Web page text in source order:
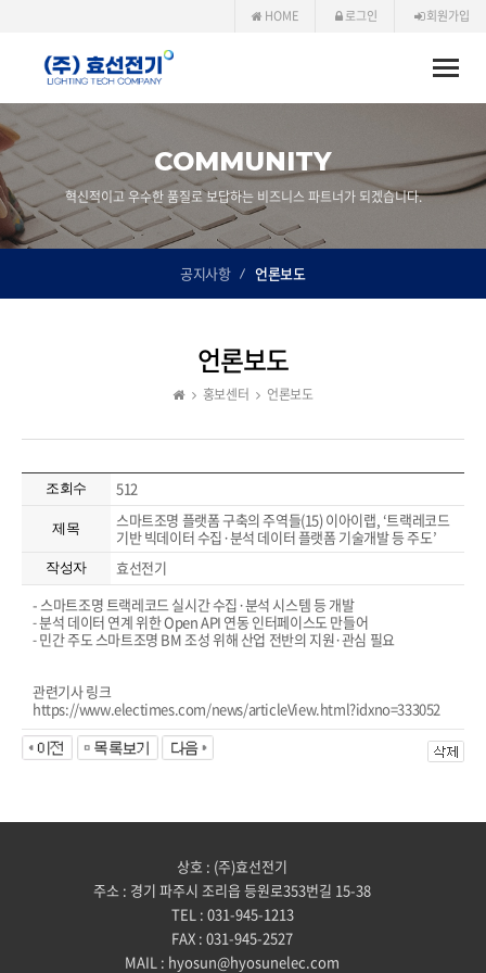
HOME 로그인 회원가입
Toggle
COMMUNITY
혁신적이고 우수한 품질로 보답하는 비즈니스 파트너가 되겠습니다.
공지사항 언론보도
언론보도
홍보센터 언론보도
조회수 512
제목
스마트조명 플랫폼 구축의 주역들(15) 이아이랩, ‘트랙레코드
기반 빅데이터 수집·분석 데이터 플랫폼 기술개발 등 주도’
작성자
효선전기
- 스마트조명 트랙레코드 실시간 수집·분석 시스템 등 개발
-분석 데이터 연계 위한 Open API 연동 인터페이스도 만들어
-민간 주도 스마트조명 BM 조성 위해 산업 전반의 지원·관심 필요
관련기사 링크
https://www.electimes.com/news/articleView.html?idxno=333052
상호 : (주)효선전기
주소 : 경기 파주시 조리읍 등원로353번길 15-38
TEL : 031-945-1213
FAX : 031-945-2527
MAIL : hyosun@hyosunelec.com